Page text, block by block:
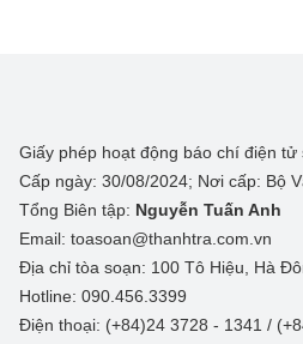
Giấy phép hoạt động báo chí điện tử
Cấp ngày: 30/08/2024; Nơi cấp: Bộ
Tổng Biên tập: Nguyễn Tuấn Anh
Email: toasoan@thanhtra.com.vn
Địa chỉ tòa soạn: 100 Tô Hiệu, Hà
Hotline: 090.456.3399
Điện thoại: (+84)24 3728 - 1341 /